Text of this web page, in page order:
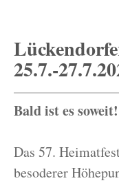
25.7.-
Bald ist es soweit!
Das 57.
besoderer